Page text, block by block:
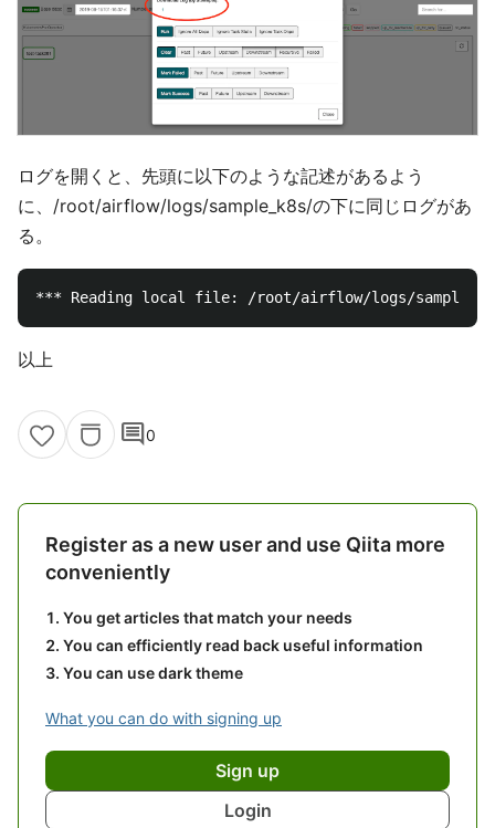
ログを開くと、先頭に以下のような記述があるよう
に、/root/airflow/logs/sample_k8s/の下に同じログがあ
る。
以上
comment0
Register as a new user and use Qiita more
conveniently
You get articles that match your needs
You can efficiently read back useful information
You can use dark theme
What you can do with signing up
Sign up
Login